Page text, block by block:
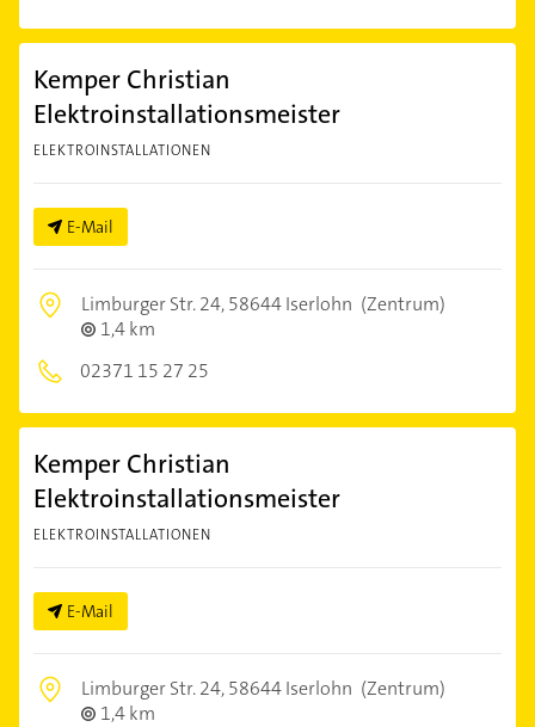
Kemper Christian
Elektroinstallationsmeister
ELEKTROINSTALLATIONEN
E-Mail
Limburger Str. 24,58644 Iserlohn (Zentrum)
1,4 km
02371 15 27 25
Kemper Christian
Elektroinstallationsmeister
ELEKTROINSTALLATIONEN
E-Mail
Limburger Str. 24,58644 Iserlohn (Zentrum)
1,4 km